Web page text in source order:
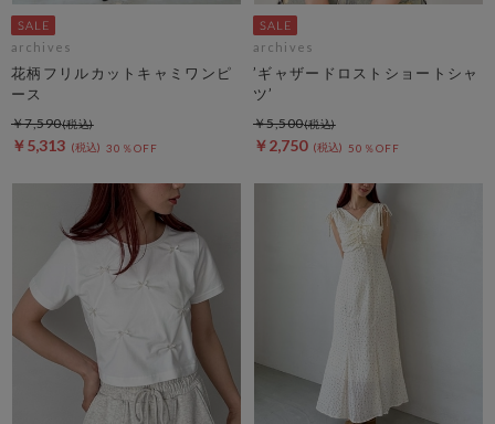
archives
花柄フリルカットキャミワンピ
ース
￥5,313 30％OFF
￥7,590
archives
’ギャザードロストショートシャ
ツ’
￥2,750 50％OFF
￥5,500